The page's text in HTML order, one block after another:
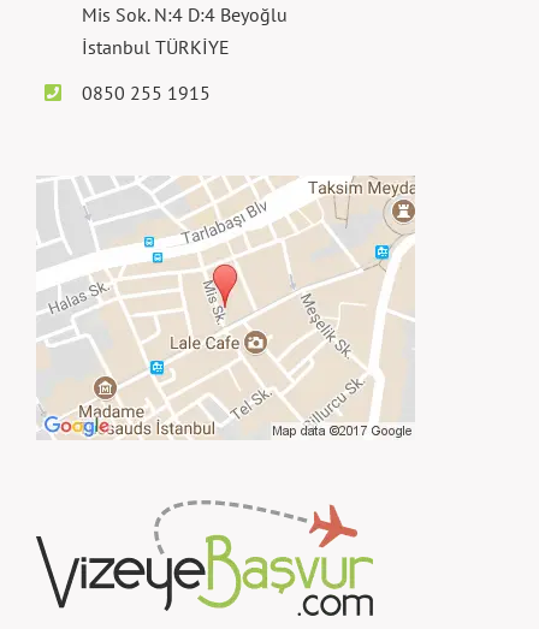
Mis Sok. N:4 D:4 Beyoğlu
İstanbul TÜRKİYE
0850 255 1915